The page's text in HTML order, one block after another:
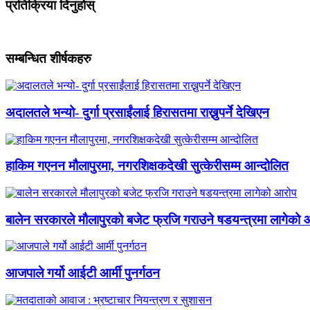
प्रतिक्रिया दिनुहोस्
सम्बन्धित शीर्षकहरु
अदालतले भन्यो- दुर्गा प्रसाईंलाई हिरासतमा राख्नुपर्ने देखिएन
हाकिम गएनन मौलापुरमा, नगरशिक्षकदेखी सुत्केरीसम्म आन्दोलित
बालेन सरकारले मौलापुरको बजेट फ्रजि गराउने षडयन्त्रमा लागेको
आजपाले गर्यो आईटी आर्मी पुनर्गठन